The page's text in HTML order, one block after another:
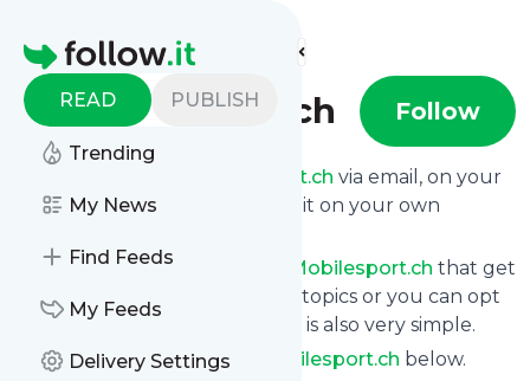
Homepage
READ PUBLISH
Trending
My News
Find Feeds
My Feeds
Delivery Settings
Find more feeds
mobilesport.ch Follow
Mobilesport.ch via email, on your
phone or read them on follow.it on your own
You can filter the news from
Mobilesport.ch that get
delivered to you using tags or topics or you can opt
for all of them. Unsubscription is also very simple.
See the latest news from
Mobilesport.ch below.